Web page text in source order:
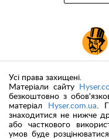
Усі права захищені.
Матеріали сайту
безкоштовно з
матеріал
Hyser.com.ua .
знаходитися не нижче
або часткового
умов буде